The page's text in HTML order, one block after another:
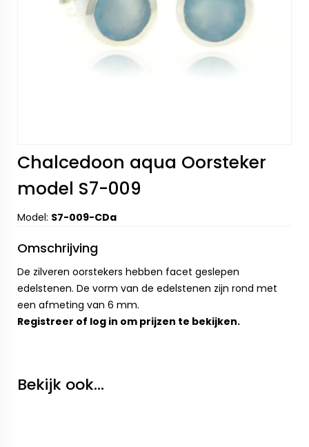
Chalcedoon aqua Oorsteker
model S7-009
Model: S7-009-CDa
Omschrijving
De zilveren oorstekers hebben facet geslepen
edelstenen. De vorm van de edelstenen zijn rond met
een afmeting van 6 mm.
Registreer of log in om prijzen te bekijken.
Bekijk ook...